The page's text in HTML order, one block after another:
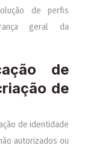
de perfis
geral da
de
de
de identidade
autorizados ou